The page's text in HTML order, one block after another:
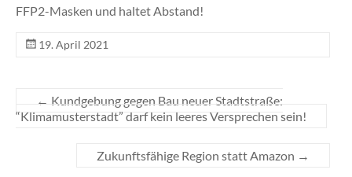
FFP2-Masken und haltet Abstand!
19. April 2021
← Kundgebung gegen Bau neuer Stadtstraße:
“Klimamusterstadt” darf kein leeres Versprechen sein!
Zukunftsfähige Region statt Amazon →